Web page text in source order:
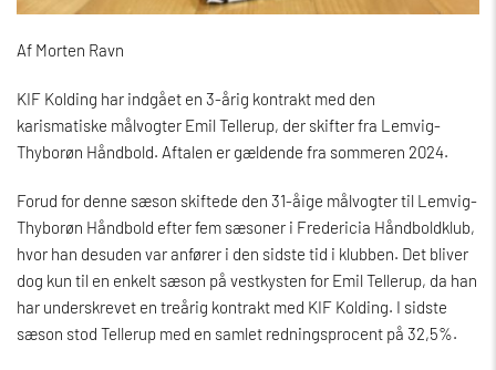
Af Morten Ravn
KIF Kolding har indgået en 3-årig kontrakt med den
karismatiske målvogter Emil Tellerup, der skifter fra Lemvig-
Thyborøn Håndbold. Aftalen er gældende fra sommeren 2024.
Forud for denne sæson skiftede den 31-åige målvogter til Lemvig-
Thyborøn Håndbold efter fem sæsoner i Fredericia Håndboldklub,
hvor han desuden var anfører i den sidste tid i klubben. Det bliver
dog kun til en enkelt sæson på vestkysten for Emil Tellerup, da han
har underskrevet en treårig kontrakt med KIF Kolding. I sidste
sæson stod Tellerup med en samlet redningsprocent på 32,5%.